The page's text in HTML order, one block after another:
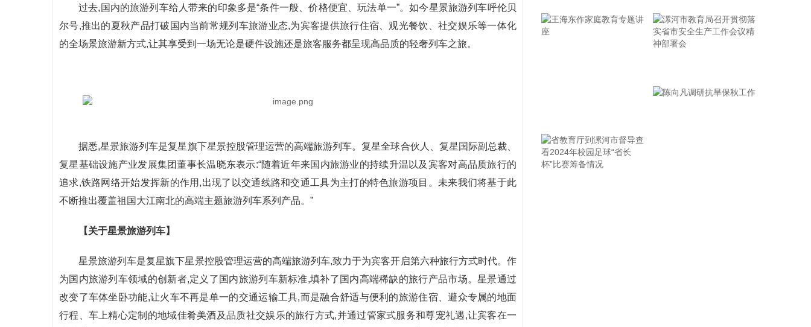
过去,国内的旅游列车给人带来的印象多是“条件一般、价格便宜、玩法单一”。如今星景旅游列车呼伦贝
尔号,推出的夏秋产品打破国内当前常规列车旅游业态,为宾客提供旅行住宿、观光餐饮、社交娱乐等一体化
的全场景旅游新方式,让其享受到一场无论是硬件设施还是旅客服务都呈现高品质的轻奢列车之旅。
据悉,星景旅游列车是复星旗下星景控股管理运营的高端旅游列车。复星全球合伙人、复星国际副总裁、
复星基础设施产业发展集团董事长温晓东表示:“随着近年来国内旅游业的持续升温以及宾客对高品质旅行的
追求,铁路网络开始发挥新的作用,出现了以交通线路和交通工具为主打的特色旅游项目。未来我们将基于此
不断推出覆盖祖国大江南北的高端主题旅游列车系列产品。”
【关于星景旅游列车】
星景旅游列车是复星旗下星景控股管理运营的高端旅游列车,致力于为宾客开启第六种旅行方式时代。作
为国内旅游列车领域的创新者,定义了国内旅游列车新标准,填补了国内高端稀缺的旅行产品市场。星景通过
改变了车体坐卧功能,让火车不再是单一的交通运输工具,而是融合舒适与便利的旅游住宿、避众专属的地面
行程、车上精心定制的地域佳肴美酒及品质社交娱乐的旅行方式,并通过管家式服务和尊宠礼遇,让宾客在一
右。
发布，将住房消费纳入大宗耐用商品消费范畴并置于
首位。有机构认为，房地产的政策定位或向“防风险与
促消费并重”转变。《人民财讯》记者获悉，多个热点
座
实省市安全生产工作会议